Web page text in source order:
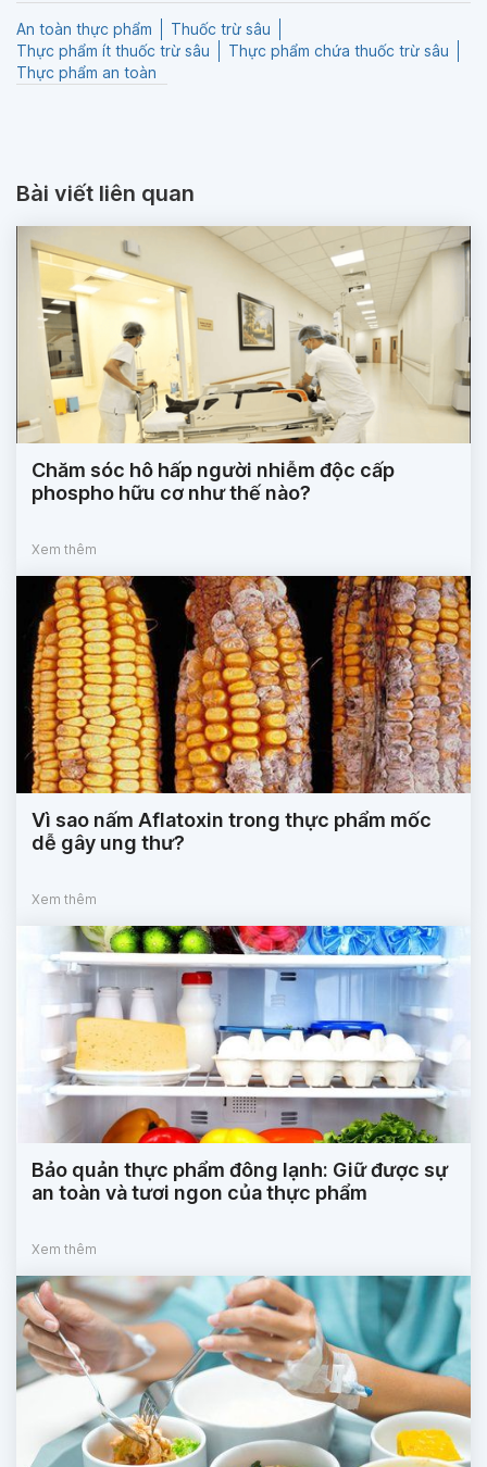
An toàn thực phẩm
Thuốc trừ sâu
Thực phẩm ít thuốc trừ sâu
Thực phẩm chứa thuốc trừ sâu
Thực phẩm an toàn
Bài viết liên quan
Chăm sóc hô hấp người nhiễm độc cấp
phospho hữu cơ như thế nào?
Xem thêm
Vì sao nấm Aflatoxin trong thực phẩm mốc
dễ gây ung thư?
Xem thêm
Bảo quản thực phẩm đông lạnh: Giữ được sự
an toàn và tươi ngon của thực phẩm
Xem thêm